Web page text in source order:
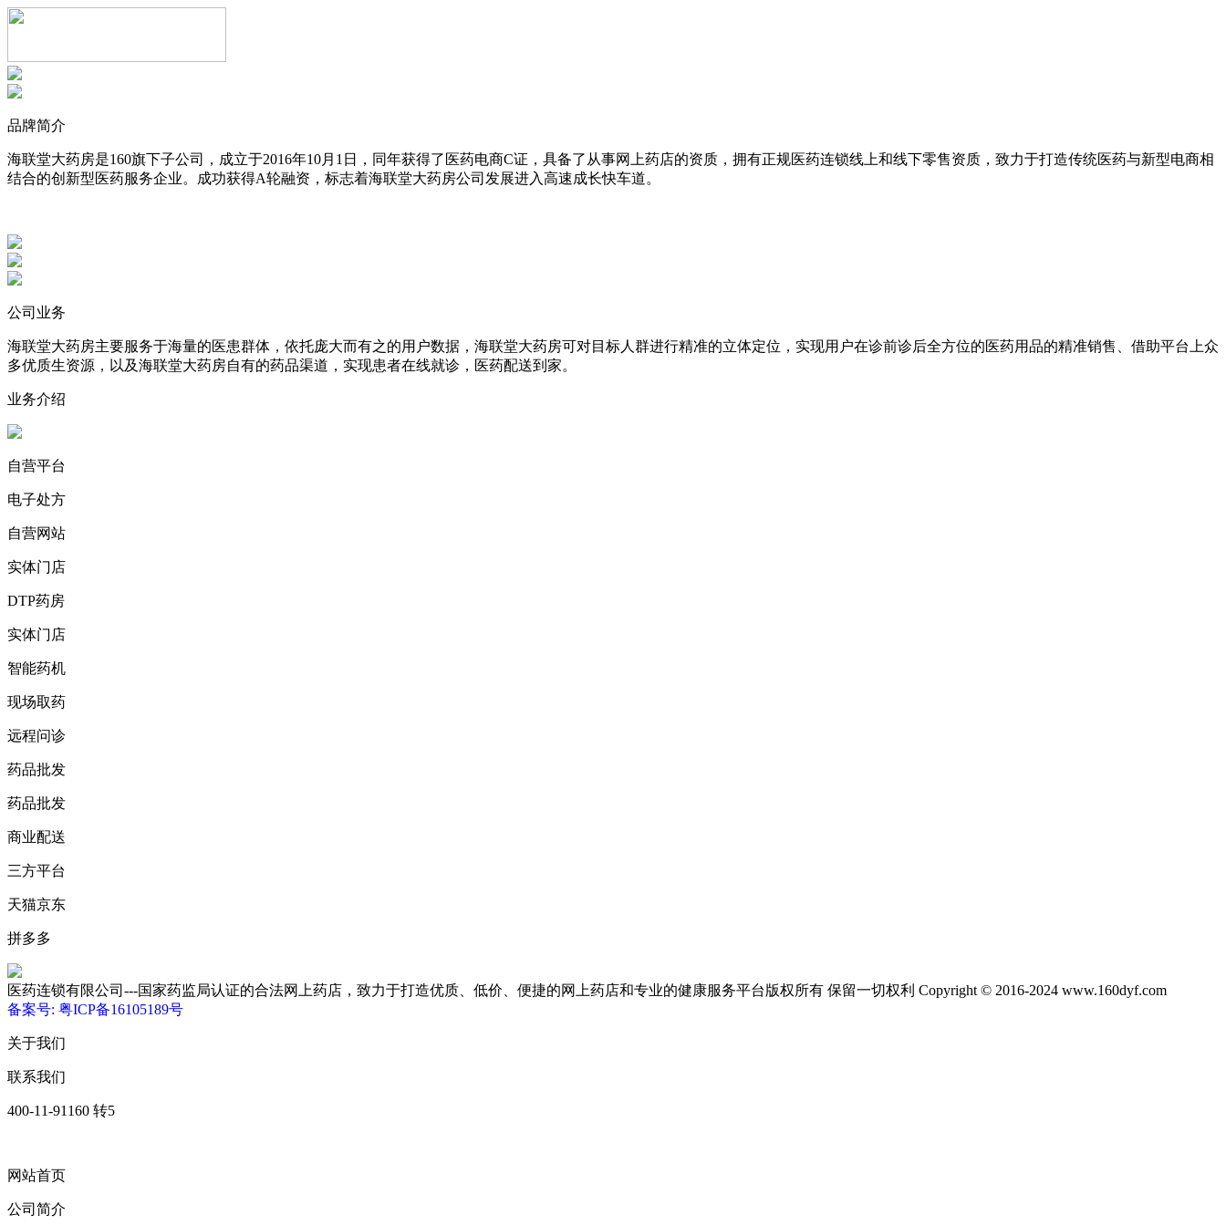
品牌简介
海联堂大药房是160旗下子公司，成立于2016年10月1日，同年获得了医药电商C证，具备了从事网上药店的资质，拥有正规医药连锁线上和线下零售资质，致力于打造传统医药与新型电商相
结合的创新型医药服务企业。成功获得A轮融资，标志着海联堂大药房公司发展进入高速成长快车道。
公司业务
海联堂大药房主要服务于海量的医患群体，依托庞大而有之的用户数据，海联堂大药房可对目标人群进行精准的立体定位，实现用户在诊前诊后全方位的医药用品的精准销售、借助平台上众
多优质生资源，以及海联堂大药房自有的药品渠道，实现患者在线就诊，医药配送到家。
业务介绍
自营平台
电子处方
自营网站
实体门店
DTP药房
实体门店
智能药机
现场取药
远程问诊
药品批发
药品批发
商业配送
三方平台
天猫京东
拼多多
医药连锁有限公司---国家药监局认证的合法网上药店，致力于打造优质、低价、便捷的网上药店和专业的健康服务平台版权所有 保留一切权利 Copyright © 2016-2024 www.160dyf.com
备案号: 粤ICP备16105189号
关于我们
联系我们
400-11-91160 转5
网站首页
公司简介